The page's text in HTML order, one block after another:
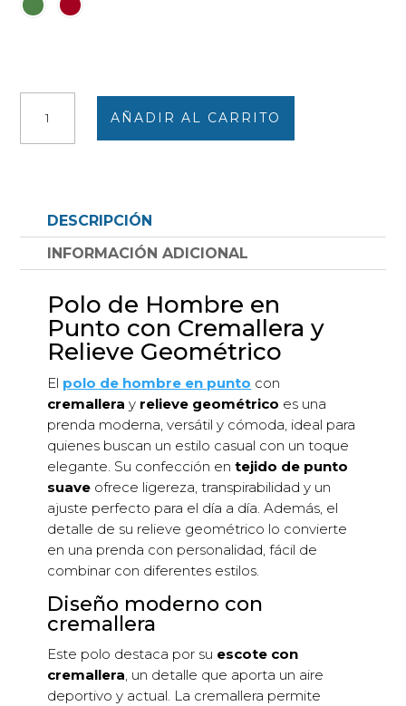
hombre
punto
geométrico
cantidad
AÑADIR AL CARRITO
DESCRIPCIÓN
INFORMACIÓN ADICIONAL
Polo de Hombre en
Punto con Cremallera y
Relieve Geométrico
El polo de hombre en punto con
cremallera y relieve geométrico es una
prenda moderna, versátil y cómoda, ideal para
quienes buscan un estilo casual con un toque
elegante. Su confección entejido de punto
suave ofrece ligereza, transpirabilidad y un
ajuste perfecto para el día a día. Además, el
detalle de su relieve geométrico lo convierte
en una prenda con personalidad, fácil de
combinar con diferentes estilos.
Diseño moderno con
cremallera
Este polo destaca por su escote con
cremallera, un detalle que aporta un aire
deportivo y actual. La cremallera permite